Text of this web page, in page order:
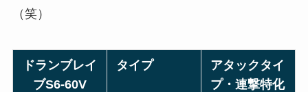
（笑）
ドランブレイ
ブS6-60V
タイプ
アタックタイ
プ・連撃特化